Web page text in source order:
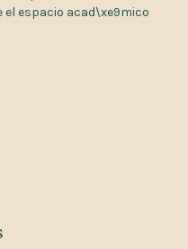
espacio acad\xe9mico